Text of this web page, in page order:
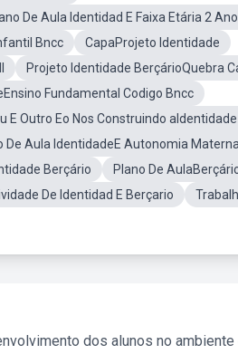
De Aula Identidad E Faixa Etária 2
Bncc
CapaProjeto Identidade
Projeto Identidade BerçárioQuebra
Fundamental Codigo Bncc
E Outro Eo Nos Construindo
De Aula IdentidadeE Autonomia
Berçário
Plano De
De Identidad E Berçario
dos alunos no